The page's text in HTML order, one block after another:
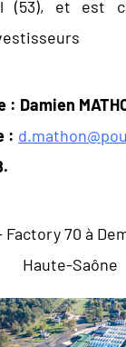
(53), et est
: Damien
:
70 à
Haute-Saône